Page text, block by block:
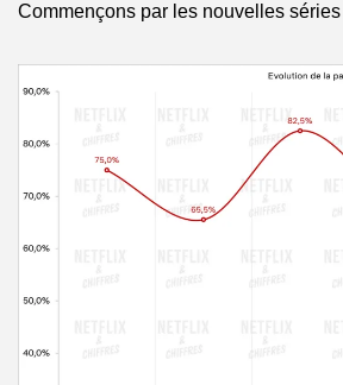
Commençons par les nouvelles